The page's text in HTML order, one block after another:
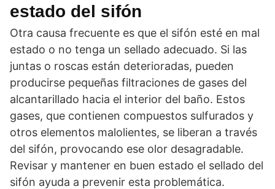
estado del sifón
Otra causa frecuente es que el sifón esté en mal
estado o no tenga un sellado adecuado. Si las
juntas o roscas están deterioradas, pueden
producirse pequeñas filtraciones de gases del
alcantarillado hacia el interior del baño. Estos
gases, que contienen compuestos sulfurados y
otros elementos malolientes, se liberan a través
del sifón, provocando ese olor desagradable.
Revisar y mantener en buen estado el sellado del
sifón ayuda a prevenir esta problemática.